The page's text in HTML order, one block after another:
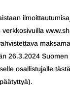
verkkosivuilla
26.3.2024 Suomen
osallistujalle